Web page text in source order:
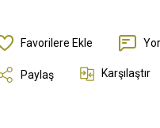
Paylaş Karşılaştır